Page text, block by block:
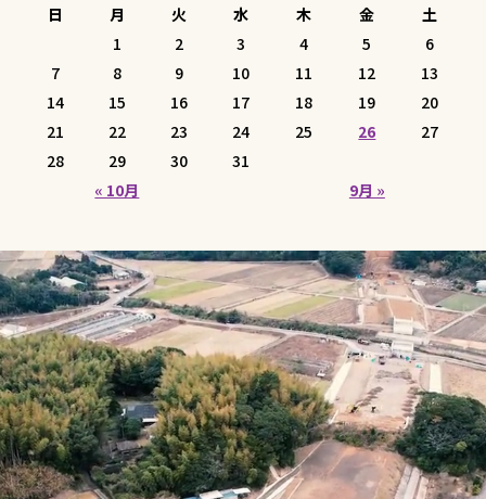
日
月 火 水 木 金 土
« 10月 9月 »
1 2 3 4 5
6
7
8 9 10 11 12
13
14
15 16 17 18 19
20
21
22 23 24 25 26
27
28
29 30 31